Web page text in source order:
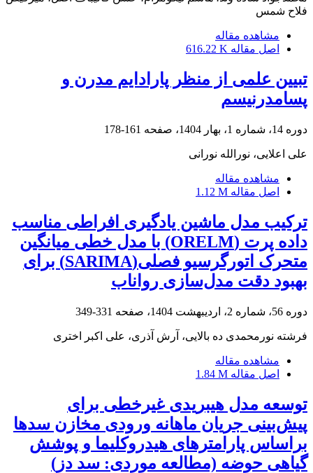
فلاح شمس
مشاهده مقاله
اصل مقاله 616.22 K
تبیین علمی از منظر پارادایم مدرن و
پسامدرنیسم
دوره 14، شماره 1، بهار 1404، صفحه 161-178
علی اعلایی، نورالله نورانی
مشاهده مقاله
اصل مقاله 1.12 M
ترکیب مدل ماشین یادگیری افراطی مناسب
داده پرت (ORELM) با مدل خطی میانگین
متحرک اتورگرسیو فصلی(SARIMA) برای
بهبود دقت مدل‌سازی رواناب
دوره 56، شماره 2، اردیبهشت 1404، صفحه 331-349
فرشته نورمحمدی ده بالایی، آرش آذری، علی اکبر اختری
مشاهده مقاله
اصل مقاله 1.84 M
توسعه مدل هیبریدی غیرخطی برای
پیش‌بینی جریان ماهانه ورودی مخازن سدها
براساس پارامترهای هیدروکلیما و پوشش
گیاهی حوضه (مطالعه موردی: سد دز)